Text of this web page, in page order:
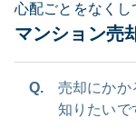
心配ごとをなくし
マンション売
Q.
売却にかか
知りたいで